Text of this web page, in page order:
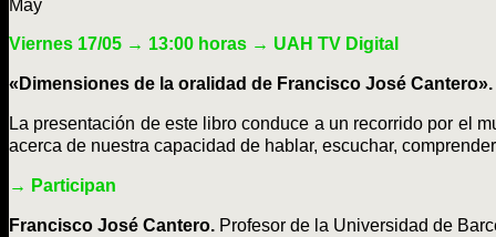
May
Viernes 17/05 → 13:00 horas → UAH TV Digital
«Dimensiones de la oralidad de Francisco José Cantero».
La presentación de este libro conduce a un recorrido por el
acerca de nuestra capacidad de hablar, escuchar,
→ Participan
Francisco José Cantero. Profesor de la Universidad de